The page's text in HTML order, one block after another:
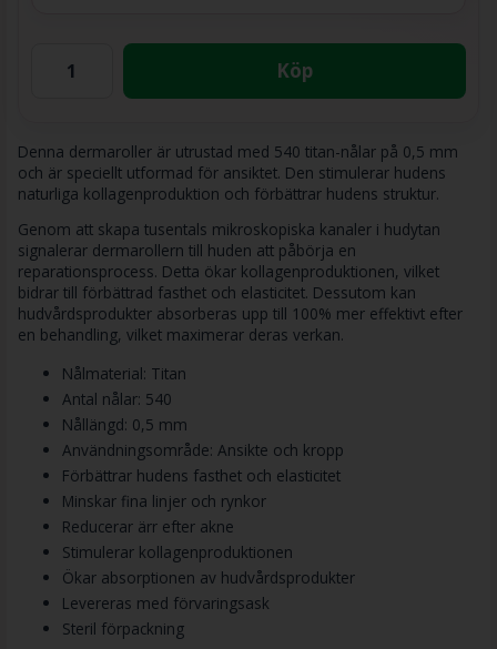
Köp
Denna dermaroller är utrustad med 540 titan-nålar på 0,5 mm
och är speciellt utformad för ansiktet. Den stimulerar hudens
naturliga kollagenproduktion och förbättrar hudens struktur.
Genom att skapa tusentals mikroskopiska kanaler i hudytan
signalerar dermarollern till huden att påbörja en
reparationsprocess. Detta ökar kollagenproduktionen, vilket
bidrar till förbättrad fasthet och elasticitet. Dessutom kan
hudvårdsprodukter absorberas upp till 100% mer effektivt efter
en behandling, vilket maximerar deras verkan.
Nålmaterial: Titan
Antal nålar: 540
Nållängd: 0,5 mm
Användningsområde: Ansikte och kropp
Förbättrar hudens fasthet och elasticitet
Minskar fina linjer och rynkor
Reducerar ärr efter akne
Stimulerar kollagenproduktionen
Ökar absorptionen av hudvårdsprodukter
Levereras med förvaringsask
Steril förpackning